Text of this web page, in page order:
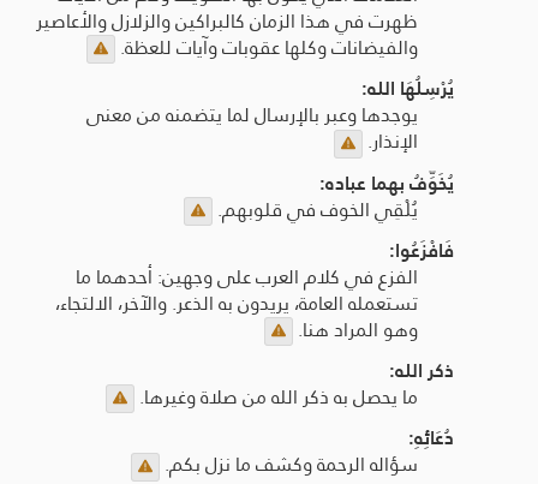
ظهرت في هذا الزمان كالبراكين والزلازل والأعاصير
والفيضانات وكلها عقوبات وآيات للعظة.
يُرْسِلُهَا الله:
يوجدها وعبر بالإرسال لما يتضمنه من معنى
الإنذار.
يُخَوِّفُ بهما عباده:
يُلْقِي الخوف في قلوبهم.
فَافْزَعُوا:
الفزع في كلام العرب على وجهين: أحدهما ما
تستعمله العامة، يريدون به الذعر. والآخر، الالتجاء،
وهو المراد هنا.
ذكر الله:
ما يحصل به ذكر الله من صلاة وغيرها.
دُعَائِهِ:
سؤاله الرحمة وكشف ما نزل بكم.